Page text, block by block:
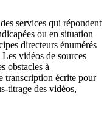
services qui répondent
ou en situation
directeurs énumérés
Les vidéos de sources
obstacles à
transcription écrite pour
titrage des vidéos,